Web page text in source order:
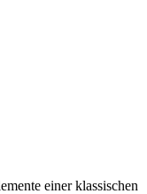
einer klassischen